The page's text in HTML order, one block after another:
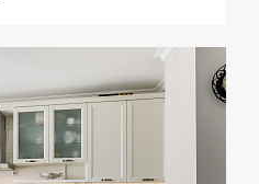
Узнать стоимость